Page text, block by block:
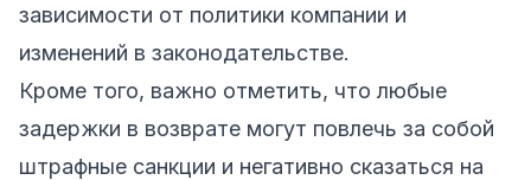
зависимости от политики компании и
изменений в законодательстве.
Кроме того, важно отметить, что любые
задержки в возврате могут повлечь за собой
штрафные санкции и негативно сказаться на